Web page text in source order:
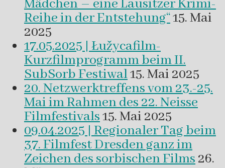
Mädchen – eine Lausitzer Krimi-
Reihe in der Entstehung“15. Mai
2025
17.05.2025 | Łužycafilm-
Kurzfilmprogramm beim II.
SubSorb Festiwal15. Mai 2025
20. Netzwerktreffens vom 23.-25.
Mai im Rahmen des 22. Neisse
Filmfestivals15. Mai 2025
09.04.2025 | Regionaler Tag beim
37. Filmfest Dresden ganz im
Zeichen des sorbischen Films26.